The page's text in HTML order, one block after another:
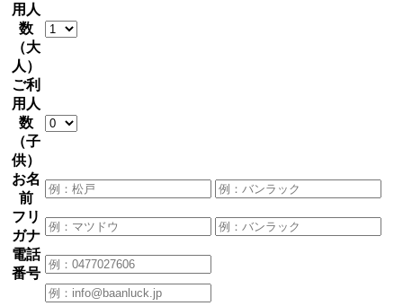
用人
数
（大
人）
ご利
用人
数
（子
供）
お名
前
フリ
ガナ
電話
番号